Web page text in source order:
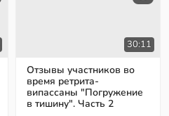
30:11
Отзывы участников во
время ретрита-
випассаны "Погружение
в тишину". Часть 2